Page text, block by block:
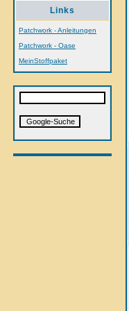
Links
Patchwork - Anleitungen
Patchwork - Oase
MeinStoffpaket